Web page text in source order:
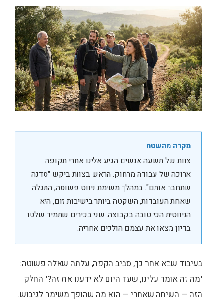
מקרה מהשטח
צוות של תשעה אנשים הגיע אלינו אחרי תקופה
ארוכה של עבודה מרחוק. הראש בצוות ביקש "סדנה
שתחבר אותם". במהלך משימת ניווט פשוטה, התגלה
שאחת העובדות, השקטה ביותר בישיבות זום, היא
הניווטית הכי טובה בקבוצה. שני בכירים שתמיד שלטו
בדיון מצאו את עצמם הולכים אחריה.
בעיבוד שבא אחר כך, סביב הקפה, עלתה שאלה פשוטה:
"מה זה אומר עלינו, שעד היום לא ידענו את זה?" החלק
הזה — השיחה שאחרי — הוא מה שהופך משימה לגיבוש.